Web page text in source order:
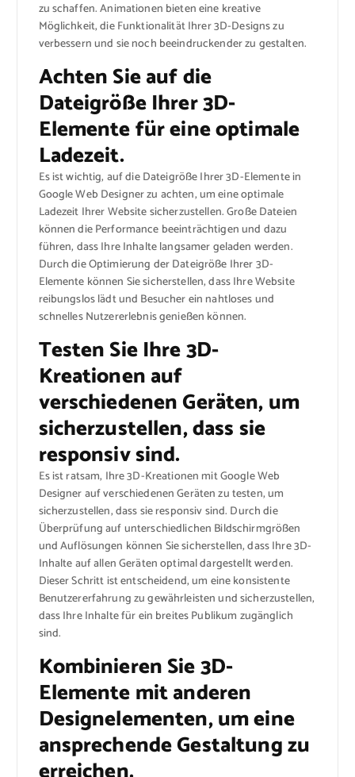
zu schaffen. Animationen bieten eine kreative
Möglichkeit, die Funktionalität Ihrer 3D-Designs zu
verbessern und sie noch beeindruckender zu gestalten.
Achten Sie auf die
Dateigröße Ihrer 3D-
Elemente für eine optimale
Ladezeit.
Es ist wichtig, auf die Dateigröße Ihrer 3D-Elemente in
Google Web Designer zu achten, um eine optimale
Ladezeit Ihrer Website sicherzustellen. Große Dateien
können die Performance beeinträchtigen und dazu
führen, dass Ihre Inhalte langsamer geladen werden.
Durch die Optimierung der Dateigröße Ihrer 3D-
Elemente können Sie sicherstellen, dass Ihre Website
reibungslos lädt und Besucher ein nahtloses und
schnelles Nutzererlebnis genießen können.
Testen Sie Ihre 3D-
Kreationen auf
verschiedenen Geräten, um
sicherzustellen, dass sie
responsiv sind.
Es ist ratsam, Ihre 3D-Kreationen mit Google Web
Designer auf verschiedenen Geräten zu testen, um
sicherzustellen, dass sie responsiv sind. Durch die
Überprüfung auf unterschiedlichen Bildschirmgrößen
und Auflösungen können Sie sicherstellen, dass Ihre 3D-
Inhalte auf allen Geräten optimal dargestellt werden.
Dieser Schritt ist entscheidend, um eine konsistente
Benutzererfahrung zu gewährleisten und sicherzustellen,
dass Ihre Inhalte für ein breites Publikum zugänglich
sind.
Kombinieren Sie 3D-
Elemente mit anderen
Designelementen, um eine
ansprechende Gestaltung zu